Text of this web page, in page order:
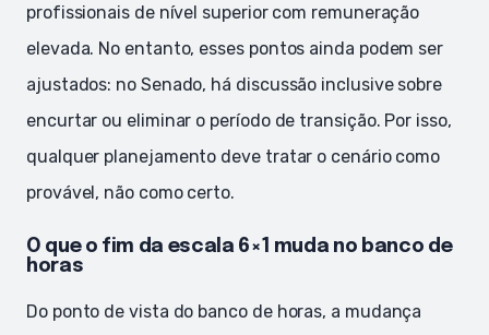
profissionais de nível superior com remuneração
elevada. No entanto, esses pontos ainda podem ser
ajustados: no Senado, há discussão inclusive sobre
encurtar ou eliminar o período de transição. Por isso,
qualquer planejamento deve tratar o cenário como
provável, não como certo.
O que o fim da escala 6×1 muda no banco de
horas
Do ponto de vista do banco de horas, a mudança